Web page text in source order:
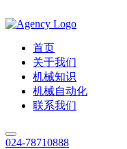
首页
关于我们
机械知识
机械自动化
联系我们
024-78710888